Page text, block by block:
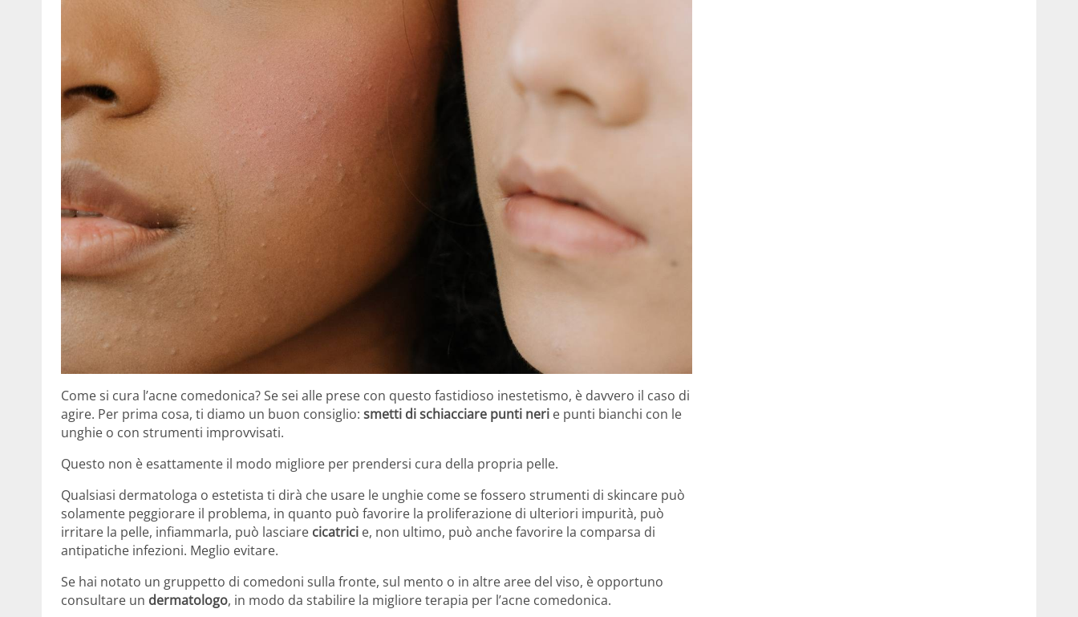
Come si cura l’acne comedonica? Se sei alle prese con questo fastidioso inestetismo, è davvero il caso di
agire. Per prima cosa, ti diamo un buon consiglio: smetti di schiacciare punti neri e punti bianchi con le
unghie o con strumenti improvvisati.
Questo non è esattamente il modo migliore per prendersi cura della propria pelle.
Qualsiasi dermatologa o estetista ti dirà che usare le unghie come se fossero strumenti di skincare può
solamente peggiorare il problema, in quanto può favorire la proliferazione di ulteriori impurità, può
irritare la pelle, infiammarla, può lasciare cicatrici e, non ultimo, può anche favorire la comparsa di
antipatiche infezioni. Meglio evitare.
Se hai notato un gruppetto di comedoni sulla fronte, sul mento o in altre aree del viso, è opportuno
consultare un dermatologo, in modo da stabilire la migliore terapia per l’acne comedonica.